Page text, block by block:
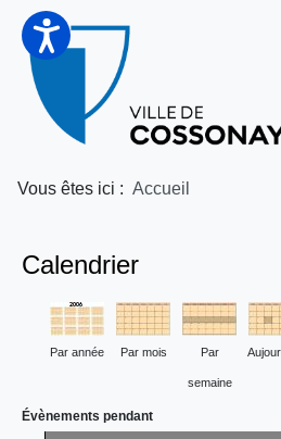
Vous êtes ici : Accueil
Calendrier
Par année Par mois Par
semaine
Évènements pendant